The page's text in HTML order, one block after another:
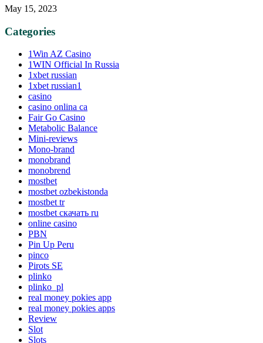
May 15, 2023
Categories
1Win AZ Casino
1WIN Official In Russia
1xbet russian
1xbet russian1
casino
casino onlina ca
Fair Go Casino
Metabolic Balance
Mini-reviews
Mono-brand
monobrand
monobrend
mostbet
mostbet ozbekistonda
mostbet tr
mostbet скачать ru
online casino
PBN
Pin Up Peru
pinco
Pirots SE
plinko
plinko_pl
real money pokies app
real money pokies apps
Review
Slot
Slots